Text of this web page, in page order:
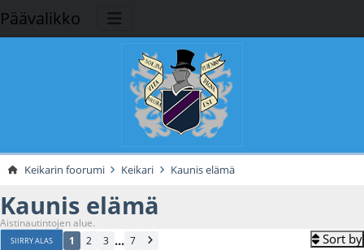
Päävalikko
Keikarin foorumi Keikari Kaunis elämä
Kaunis elämä
Aistinautintojen alue.
SIIRRY ALAS 1 2 3 ... 7 Sort by